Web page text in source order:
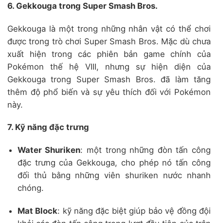
6. Gekkouga trong Super Smash Bros.
Gekkouga là một trong những nhân vật có thể chơi
được trong trò chơi Super Smash Bros. Mặc dù chưa
xuất hiện trong các phiên bản game chính của
Pokémon thế hệ VIII, nhưng sự hiện diện của
Gekkouga trong Super Smash Bros. đã làm tăng
thêm độ phổ biến và sự yêu thích đối với Pokémon
này.
7. Kỹ năng đặc trưng
Water Shuriken: một trong những đòn tấn công
đặc trưng của Gekkouga, cho phép nó tấn công
đối thủ bằng những viên shuriken nước nhanh
chóng.
Mat Block: kỹ năng đặc biệt giúp bảo vệ đồng đội